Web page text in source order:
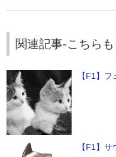
関連記事-こちら
【F1】
【F1】